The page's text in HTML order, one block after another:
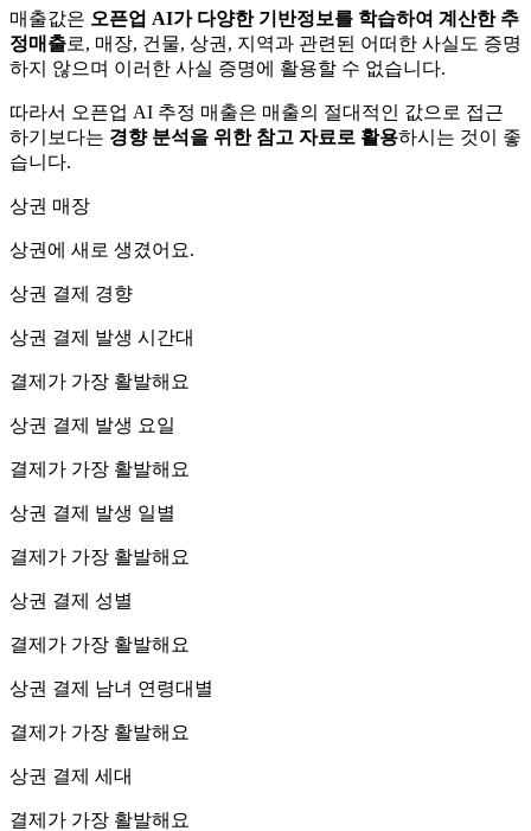
매출값은 오픈업 AI가 다양한 기반정보를 학습하여 계산한 추
정매출로, 매장, 건물, 상권, 지역과 관련된 어떠한 사실도 증명
하지 않으며 이러한 사실 증명에 활용할 수 없습니다.
따라서 오픈업 AI 추정 매출은 매출의 절대적인 값으로 접근
하기보다는 경향 분석을 위한 참고 자료로 활용하시는 것이 좋
습니다.
상권 매장
상권에 새로 생겼어요.
상권 결제 경향
상권 결제 발생 시간대
결제가 가장 활발해요
상권 결제 발생 요일
결제가 가장 활발해요
상권 결제 발생 일별
결제가 가장 활발해요
상권 결제 성별
결제가 가장 활발해요
상권 결제 남녀 연령대별
결제가 가장 활발해요
상권 결제 세대
결제가 가장 활발해요